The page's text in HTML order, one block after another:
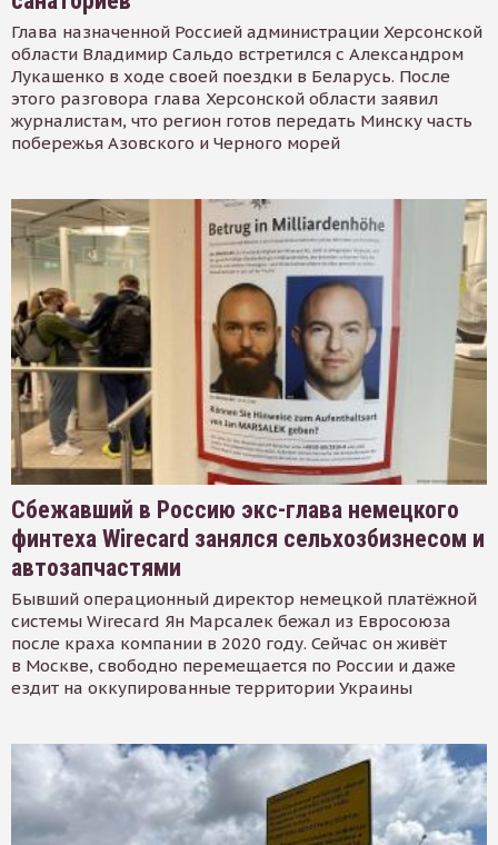
Глава назначенной Россией администрации Херсонской
области Владимир Сальдо встретился с Александром
Лукашенко в ходе своей поездки в Беларусь. После
этого разговора глава Херсонской области заявил
журналистам, что регион готов передать Минску часть
побережья Азовского и Черного морей
Сбежавший в Россию экс-глава немецкого
финтеха Wirecard занялся сельхозбизнесом и
автозапчастями
Бывший операционный директор немецкой платёжной
системы Wirecard Ян Марсалек бежал из Евросоюза
после краха компании в 2020 году. Сейчас он живёт
в Москве, свободно перемещается по России и даже
ездит на оккупированные территории Украины